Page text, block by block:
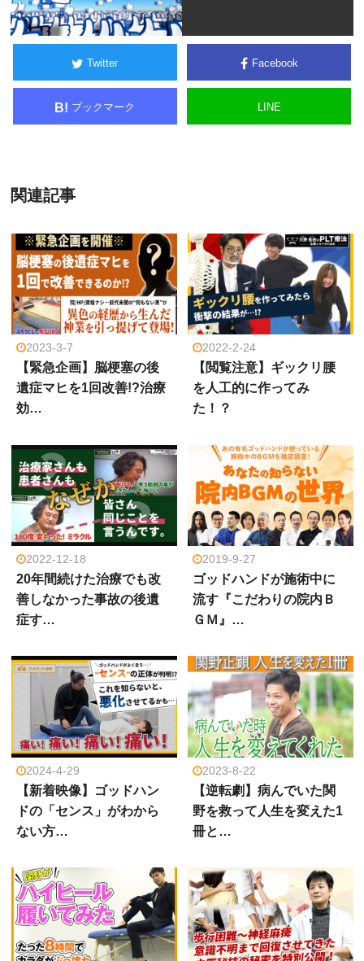
Twitter Facebook
B! ブックマーク LINE
関連記事
2023-3-7
【緊急企画】脳梗塞の後
遺症マヒを1回改善!?治療
効…
2022-2-24
【閲覧注意】ギックリ腰
を人工的に作ってみ
た！？
2022-12-18
20年間続けた治療でも改
善しなかった事故の後遺
症す…
2019-9-27
ゴッドハンドが施術中に
流す『こだわりの院内Ｂ
ＧＭ』…
2024-4-29
【新着映像】ゴッドハン
ドの「センス」がわから
ない方…
2023-8-22
【逆転劇】病んでいた関
野を救って人生を変えた1
冊と…